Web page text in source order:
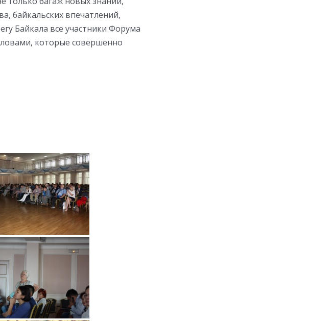
байкальских впечатлений,
Байкала все участники Форума
которые совершенно